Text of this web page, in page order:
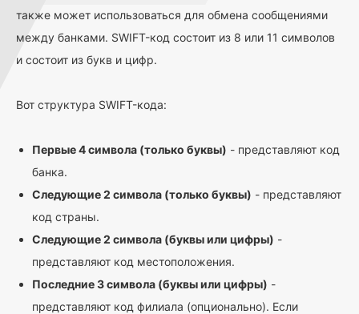
также может использоваться для обмена сообщениями
между банками. SWIFT-код состоит из 8 или 11 символов
и состоит из букв и цифр.
Вот структура SWIFT-кода:
Первые 4 символа (только буквы) - представляют код
банка.
Следующие 2 символа (только буквы) - представляют
код страны.
Следующие 2 символа (буквы или цифры) -
представляют код местоположения.
Последние 3 символа (буквы или цифры) -
представляют код филиала (опционально). Если